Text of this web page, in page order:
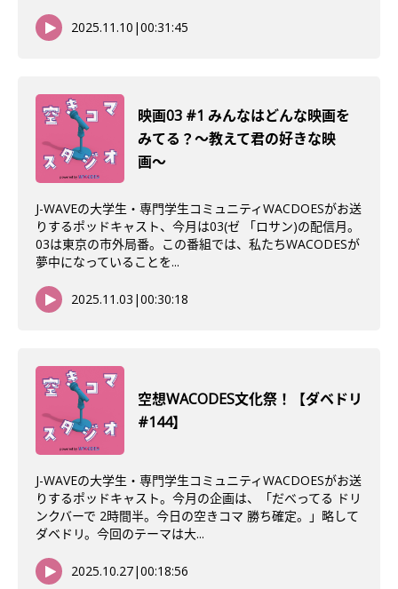
2025.11.10 |00:31:45
映画03 #1 みんなはどんな映画を
みてる？〜教えて君の好きな映
画〜
J-WAVEの大学生・専門学生コミュニティWACDOESがお送
りするポッドキャスト、今月は03(ゼ 「ロサン)の配信月。
03は東京の市外局番。この番組では、私たちWACODESが
夢中になっていることを...
2025.11.03 |00:30:18
空想WACODES文化祭！【ダベドリ
#144】
J-WAVEの大学生・専門学生コミュニティWACDOESがお送
りするポッドキャスト。今月の企画は、「だべってる ドリ
ンクバーで 2時間半。今日の空きコマ 勝ち確定。」略して
ダベドリ。今回のテーマは大...
2025.10.27|00:18:56